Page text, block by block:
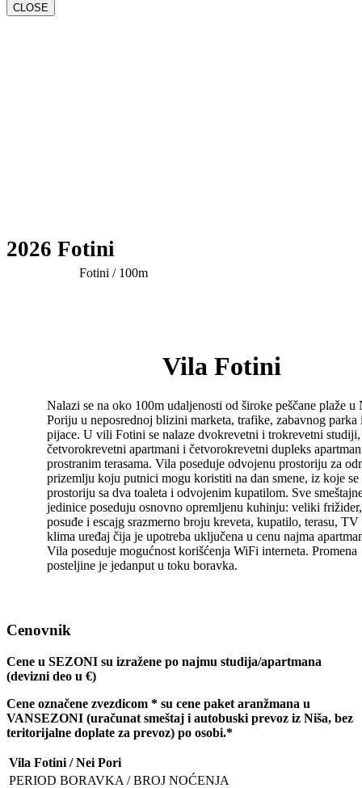
CLOSE
2026 Fotini
Fotini / 100m
Vila Fotini
Nalazi se na oko 100m udaljenosti od široke peščane plaže u
Poriju u neposrednoj blizini marketa, trafike, zabavnog parka
pijace. U vili Fotini se nalaze dvokrevetni i trokrevetni
četvorokrevetni apartmani i četvorokrevetni dupleks
prostranim terasama. Vila poseduje odvojenu prostoriju za
prizemlju koju putnici mogu koristiti na dan smene, iz koje se
prostoriju sa dva toaleta i odvojenim kupatilom. Sve
jedinice poseduju osnovno opremljenu kuhinju: veliki
posuđe i escajg srazmerno broju kreveta, kupatilo, terasu, TV
klima uređaj čija je upotreba uključena u cenu najma
Vila poseduje mogućnost korišćenja WiFi interneta. Promena
posteljine je jedanput u toku boravka.
Cenovnik
Cene u SEZONI su izražene po najmu studija/apartmana
(devizni deo u €)
Cene označene zvezdicom * su cene paket aranžmana u
VANSEZONI (uračunat smeštaj i autobuski prevoz iz Niša, bez
teritorijalne doplate za prevoz) po osobi.*
Vila Fotini / Nei Pori
PERIOD BORAVKA / BROJ NOĆENJA